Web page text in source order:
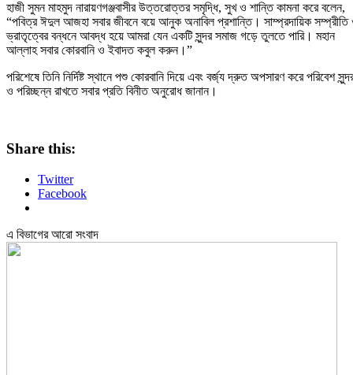
হাজী সুমন মাহমুদ নারায়ণগঞ্জবাসীর উত্তরোত্তর সমৃদ্ধি, সুখ ও শান্তি কামনা করে বলেন,
“পবিত্র ঈদুল আজহা সবার জীবনে বয়ে আনুক অনাবিল প্রশান্তি। সাম্প্রদায়িক সম্প্রীতি
ভ্রাতৃত্বের বন্ধনে আবদ্ধ হয়ে আমরা যেন একটি সুন্দর সমাজ গড়ে তুলতে পারি। মহান
আল্লাহ সবার কোরবানি ও ইবাদত কবুল করুন।”
পরিশেষে তিনি নির্দিষ্ট স্থানে পশু কোরবানি দিয়ে এবং বর্জ্য দ্রুত অপসারণ করে পরিবেশ
ও পরিচ্ছন্ন রাখতে সবার প্রতি বিনীত অনুরোধ জানান।
Share this:
Twitter
Facebook
এ বিভাগের আরো সংবাদ